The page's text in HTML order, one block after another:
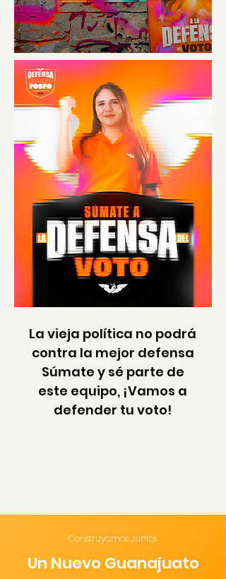
La vieja política no podrá
contra la mejor defensa
Súmate y sé parte de
este equipo, ¡Vamos a
defender tu voto!
Construyamos Juntos
Un Nuevo Guanajuato